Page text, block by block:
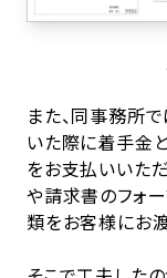
また、同事務所
いた際に着手金
をお支払いいた
や請求書のフォ
類をお客様にお